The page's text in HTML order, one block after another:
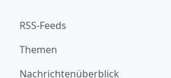
RSS-Feeds
Themen
Nachrichtenüberblick